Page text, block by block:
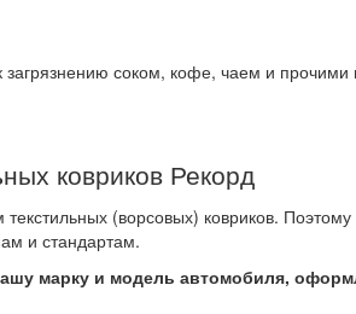
соком, кофе, чаем и прочими
ковриков Рекорд
(ворсовых) ковриков.
и стандартам.
марку и модель автомобиля,